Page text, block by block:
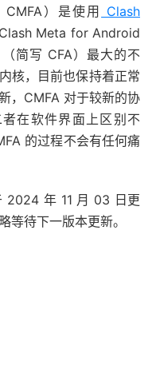
）是使用
Clash
Meta for Android
简写 CFA）最大的不
核，目前也保持着正常
，CMFA 对于较新的协
在软件界面上区别不
的过程不会有任何痛
2024 年 11 月 03 日更
等待下一版本更新。